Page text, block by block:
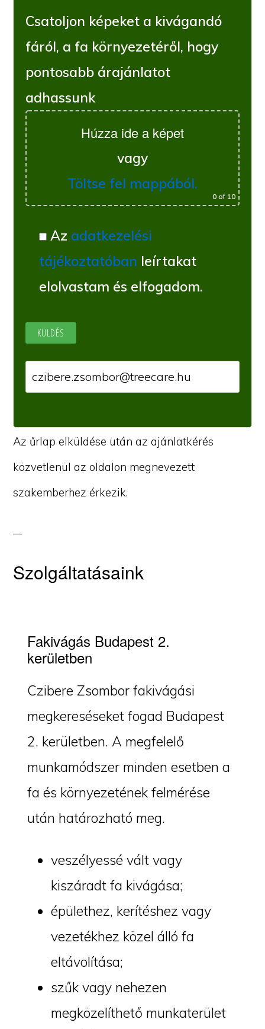
Csatoljon képeket a kivágandó
fáról, a fa környezetéről, hogy
pontosabb árajánlatot
adhassunk
Húzza ide a képet
vagy
Töltse fel mappából.
0of 10
Az adatkezelési
tájékoztatóban leírtakat
elolvastam és elfogadom.
Az űrlap elküldése után az ajánlatkérés
közvetlenül az oldalon megnevezett
szakemberhez érkezik.
Szolgáltatásaink
Fakivágás Budapest 2.
kerületben
Czibere Zsombor fakivágási
megkereséseket fogad Budapest
2. kerületben. A megfelelő
munkamódszer minden esetben a
fa és környezetének felmérése
után határozható meg.
veszélyessé vált vagy
kiszáradt fa kivágása;
épülethez, kerítéshez vagy
vezetékhez közel álló fa
eltávolítása;
szűk vagy nehezen
megközelíthető munkaterület